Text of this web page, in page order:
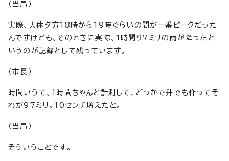
（当局）
実際、大体夕方18時から19時ぐらいの間が一番ピークだった
んですけども、そのときに実際、1時間97ミリの雨が降ったと
いうのが記録として残っています。
（市長）
時間いうて、1時間ちゃんと計測して、どっかで升でも作ってそ
れが97ミリ。10センチ増えたと。
（当局）
そういうことです。